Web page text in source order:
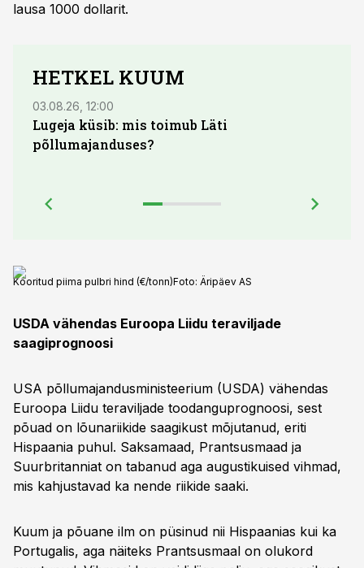
lausa 1000 dollarit.
HETKEL KUUM
03.08.26, 12:00
Lugeja küsib: mis toimub Läti
põllumajanduses?
Kooritud piima pulbri hind (€/tonn)Foto: Äripäev AS
USDA vähendas Euroopa Liidu teraviljade
saagiprognoosi
USA põllumajandusministeerium (USDA) vähendas
Euroopa Liidu teraviljade toodanguprognoosi, sest
põuad on lõunariikide saagikust mõjutanud, eriti
Hispaania puhul. Saksamaad, Prantsusmaad ja
Suurbritanniat on tabanud aga augustikuised vihmad,
mis kahjustavad ka nende riikide saaki.
Kuum ja põuane ilm on püsinud nii Hispaanias kui ka
Portugalis, aga näiteks Prantsusmaal on olukord